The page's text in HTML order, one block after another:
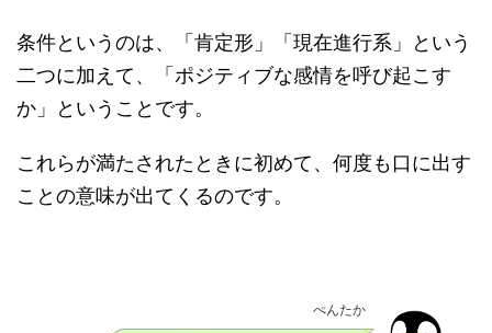
条件というのは、「肯定形」「現在進行系」という
二つに加えて、「ポジティブな感情を呼び起こす
か」ということです。
これらが満たされたときに初めて、何度も口に出す
ことの意味が出てくるのです。
ぺんたか